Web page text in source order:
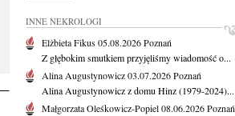
INNE NEKROLOGI
Elżbieta Fikus05.08.2026Poznań
Z głębokim smutkiem przyjęliśmy wiadomość o...
Alina Augustynowicz03.07.2026Poznań
Alina Augustynowicz z domu Hinz (1979-2024)...
Małgorzata Oleśkowicz-Popiel08.06.2026Poznań